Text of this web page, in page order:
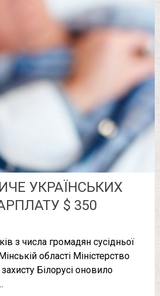
УКРАЇНСЬКИХ
$ 350
з числа громадян сусідньої
області Міністерство
Білорусі оновило